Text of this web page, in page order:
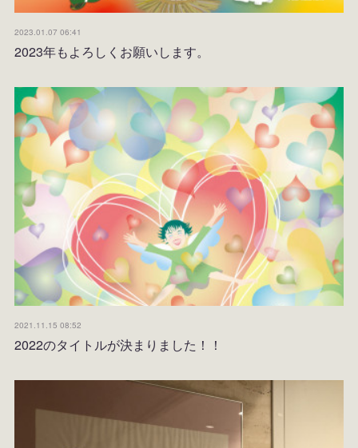
2023.01.07 06:41
2023年もよろしくお願いします。
2021.11.15 08:52
2022のタイトルが決まりました！！